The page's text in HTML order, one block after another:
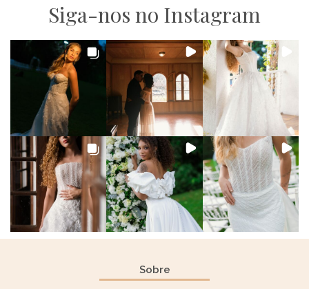
Siga-nos no Instagram
Sobre